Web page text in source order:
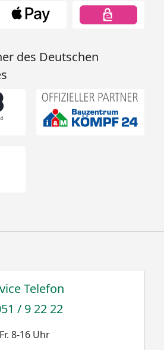
des Deutschen
Telefon
/ 9 22 22
8-16 Uhr